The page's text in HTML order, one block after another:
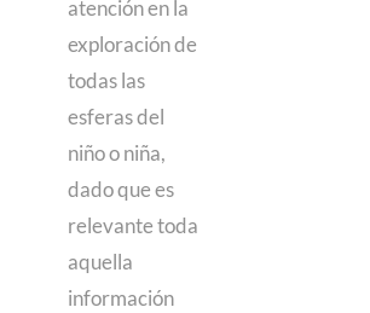
atención en la
exploración de
todas las
esferas del
niño o niña,
dado que es
relevante toda
aquella
información